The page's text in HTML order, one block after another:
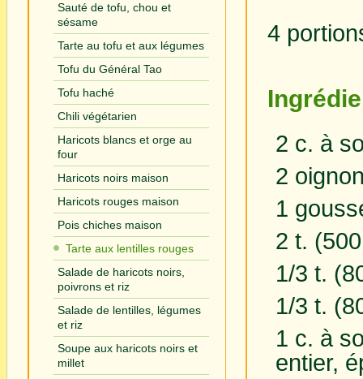
Sauté de tofu, chou et
sésame
Tarte au tofu et aux légumes
Tofu du Général Tao
Tofu haché
Chili végétarien
Haricots blancs et orge au
four
Haricots noirs maison
Haricots rouges maison
Pois chiches maison
Tarte aux lentilles rouges
Salade de haricots noirs,
poivrons et riz
Salade de lentilles, légumes
et riz
Soupe aux haricots noirs et
millet
4
2 c. à
2
1
2 t.
1/3 t.
1/3 t.
1 c. à
entier,